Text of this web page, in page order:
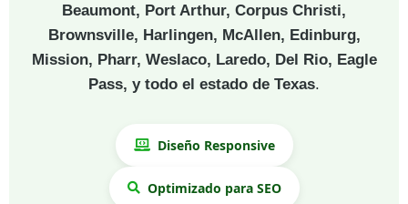
Beaumont, Port Arthur, Corpus Christi,
Brownsville, Harlingen, McAllen, Edinburg,
Mission, Pharr, Weslaco, Laredo, Del Rio, Eagle
Pass, y todo el estado de Texas.
Diseño Responsive
Optimizado para SEO